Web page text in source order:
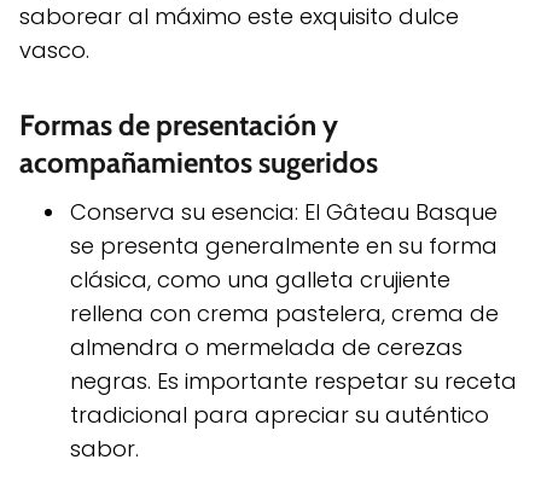
saborear al máximo este exquisito dulce
vasco.
Formas de presentación y
acompañamientos sugeridos
Conserva su esencia: El Gâteau Basque
se presenta generalmente en su forma
clásica, como una galleta crujiente
rellena con crema pastelera, crema de
almendra o mermelada de cerezas
negras. Es importante respetar su receta
tradicional para apreciar su auténtico
sabor.